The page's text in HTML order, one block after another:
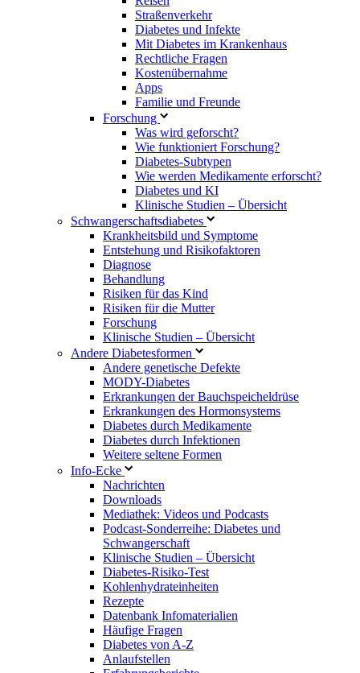
Straßenverkehr
Diabetes und Infekte
Mit Diabetes im Krankenhaus
Rechtliche Fragen
Kostenübernahme
Apps
Familie und Freunde
Forschung
Was wird geforscht?
Wie funktioniert Forschung?
Diabetes-Subtypen
Wie werden Medikamente erforscht?
Diabetes und KI
Klinische Studien – Übersicht
Schwangerschaftsdiabetes
Krankheitsbild und Symptome
Entstehung und Risikofaktoren
Diagnose
Behandlung
Risiken für das Kind
Risiken für die Mutter
Forschung
Klinische Studien – Übersicht
Andere Diabetesformen
Andere genetische Defekte
MODY-Diabetes
Erkrankungen der Bauchspeicheldrüse
Erkrankungen des Hormonsystems
Diabetes durch Medikamente
Diabetes durch Infektionen
Weitere seltene Formen
Info-Ecke
Nachrichten
Downloads
Mediathek: Videos und Podcasts
Podcast-Sonderreihe: Diabetes und
Schwangerschaft
Klinische Studien – Übersicht
Diabetes-Risiko-Test
Kohlenhydrateinheiten
Rezepte
Datenbank Infomaterialien
Häufige Fragen
Diabetes von A-Z
Anlaufstellen